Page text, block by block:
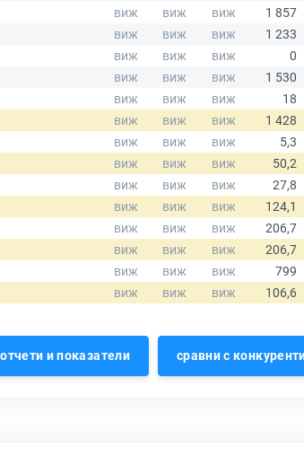
и показатели сравни с